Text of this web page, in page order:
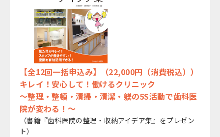
【全12回一括申込み】（22,000円（消費税込））
キレイ！安心して！働けるクリニック
～整理・整頓・清掃・清潔・躾の5S活動で歯科医
院が変わる！～
（書籍『歯科医院の整理・収納アイデア集』をプレゼン
ト）